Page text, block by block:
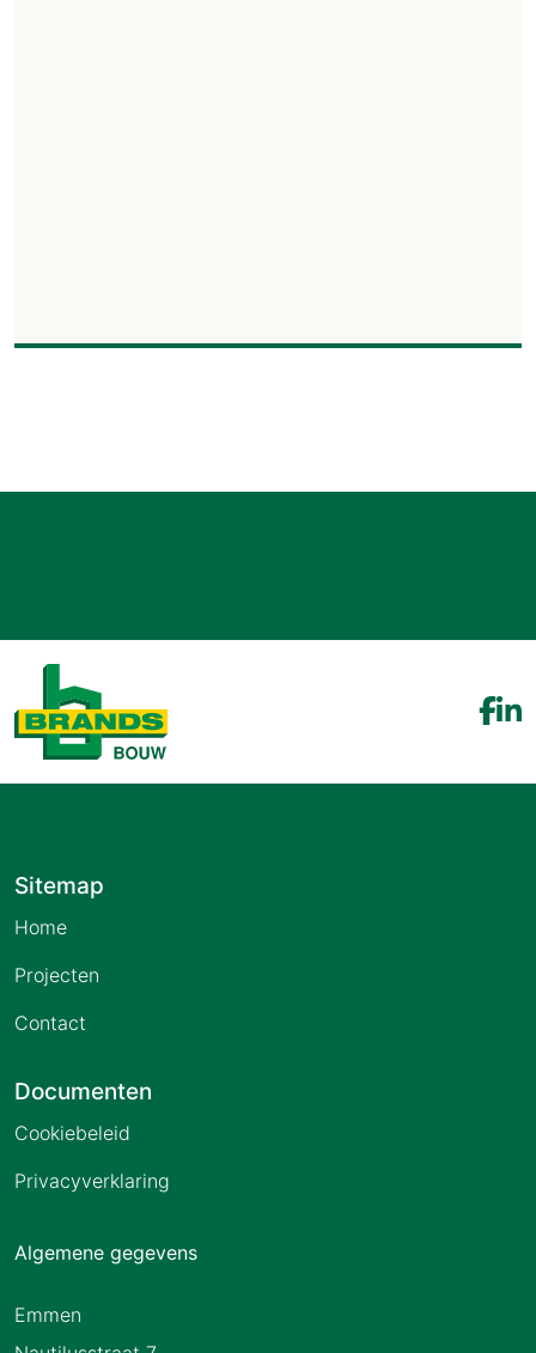
Sitemap
Home
Projecten
Contact
Documenten
Cookiebeleid
Privacyverklaring
Algemene gegevens
Emmen